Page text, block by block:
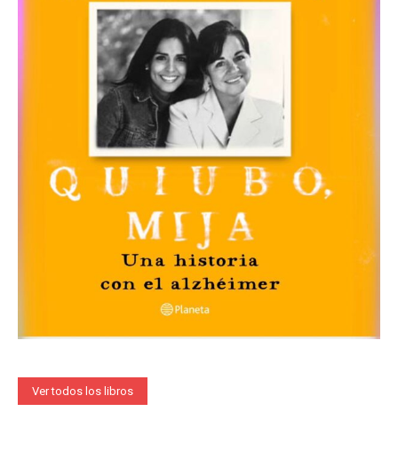
Ver todos los libros